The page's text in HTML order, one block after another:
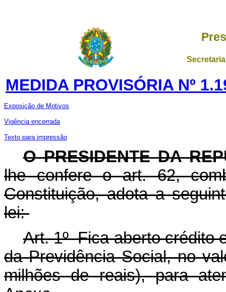
MEDIDA PROVISÓRIA Nº
Exposição de Motivos
Vigência encerrada
Texto para impressão
O PRESIDENTE DA
lhe confere o art. 62,
Constituição, adota a
lei:
Art. 1º Fica aberto crédito
da Previdência Social, no
milhões de reais), para